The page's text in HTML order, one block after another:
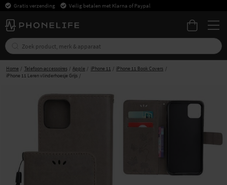
Gratis verzending Veilig betalen met Klarna of Paypal
Home Telefoon-accessoires Apple iPhone 11
iPhone 11 Book Covers
iPhone 11 Leren vlinderhoesje Grijs